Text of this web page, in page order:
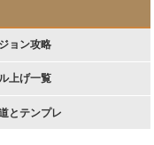
ョン攻略
上げ一覧
とテンプレ